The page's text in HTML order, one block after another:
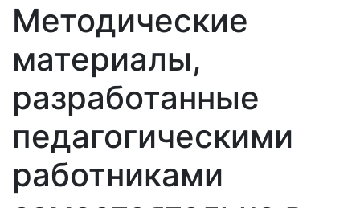
Методические
материалы,
разработанные
педагогическими
работниками